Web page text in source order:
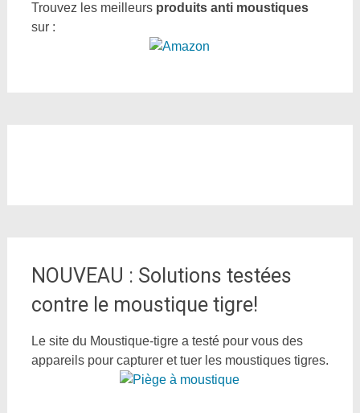
Trouvez les meilleurs produits anti moustiques
sur :
NOUVEAU : Solutions testées
contre le moustique tigre!
Le site du Moustique-tigre a testé pour vous des
appareils pour capturer et tuer les moustiques tigres.